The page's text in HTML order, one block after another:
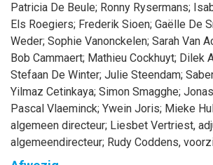
Patricia De Beule; Ronny Rysermans;
Els Roegiers; Frederik Sioen; Gaëlle De
Weder; Sophie Vanonckelen; Sarah Van
Bob Cammaert; Mathieu Cockhuyt; Dilek
Stefaan De Winter; Julie Steendam;
Yilmaz Cetinkaya; Simon Smagghe; Jonas
Pascal Vlaeminck; Ywein Joris; Mieke
algemeen directeur; Liesbet Vertriest,
algemeendirecteur; Rudy Coddens,